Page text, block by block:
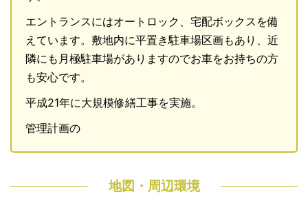
エントランスにはオートロック、宅配ボックスを備
えています。敷地内に平置き駐車場区画もあり、近
隣にも月極駐車場がありますのでお車をお持ちの方
も安心です。
平成21年に大規模修繕工事を実施。
管理計画の
地図・周辺環境